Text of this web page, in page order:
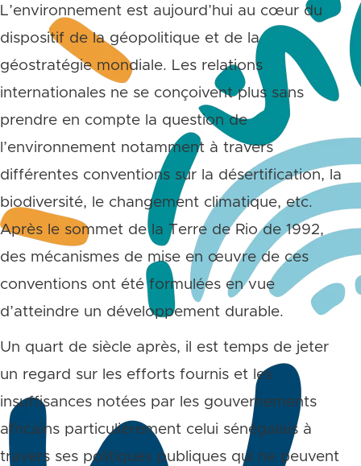
L’environnement est aujourd’hui au cœur du
dispositif de la géopolitique et de la
géostratégie mondiale. Les relations
internationales ne se conçoivent plus sans
prendre en compte la question de
l’environnement notamment à travers
différentes conventions sur la désertification, la
biodiversité, le changement climatique, etc.
Après le sommet de la Terre de Rio de 1992,
des mécanismes de mise en œuvre de ces
conventions ont été formulées en vue
d’atteindre un développement durable.
Un quart de siècle après, il est temps de jeter
un regard sur les efforts fournis et les
insuffisances notées par les gouvernements
africains particulièrement celui sénégalais à
travers ses politiques publiques qui ne peuvent